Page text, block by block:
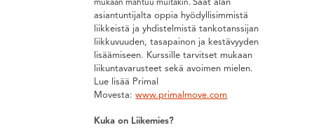
mukaan mahtuu muitakin.Saat alan
asiantuntijalta oppia hyödyllisimmistä
liikkeistä ja yhdistelmistä tankotanssijan
liikkuvuuden, tasapainon ja kestävyyden
lisäämiseen. Kurssille tarvitset mukaan
liikuntavarusteet sekä avoimen mielen.
Lue lisää Primal
Movesta:www.primalmove.com
Kuka on Liikemies?